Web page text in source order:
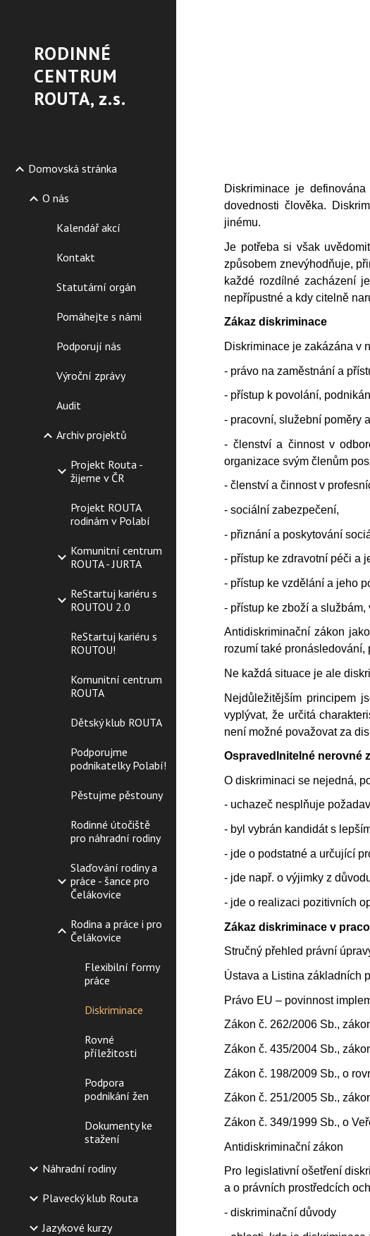
RODINNÉ
CENTRUM
ROUTA, z.s.
Domovská stránka
O nás
Kalendář akcí
Kontakt
Statutární orgán
Pomáhejte s námi
Podporují nás
Výroční zprávy
Audit
Archiv projektů
Projekt Routa -
žijeme v ČR
Projekt ROUTA
rodinám v Polabí
Komunitní centrum
ROUTA - JURTA
ReStartuj kariéru s
ROUTOU 2.0
ReStartuj kariéru s
ROUTOU!
Komunitní centrum
ROUTA
Dětský klub ROUTA
Podporujme
podnikatelky Polabí!
Pěstujme pěstouny
Rodinné útočiště
pro náhradní rodiny
Slaďování rodiny a
práce - šance pro
Čelákovice
Rodina a práce i pro
Čelákovice
Flexibilní formy
práce
Diskriminace
Rovné
příležitosti
Podpora
podnikání žen
Dokumenty ke
stažení
Náhradní rodiny
Plavecký klub Routa
Jazykové kurzy
Diskriminace je
dovednosti člověka.
jinému.
Je potřeba si však
způsobem znevýhodňuje,
každé rozdílné zacházení
nepřípustné a kdy citelně
Zákaz diskriminace
Diskriminace je zakázána v
- právo na zaměstnání a
- přístup k povolání,
- pracovní, služební poměry
- členství a činnost v
organizace svým členům
- členství a činnost v
- sociální zabezpečení,
- přiznání a poskytování
- přístup ke zdravotní péči a
- přístup ke vzdělání a jeho
- přístup ke zboží a
Antidiskriminační zákon
rozumí také
Ne každá situace je ale
Nejdůležitějším principem
vyplývat, že určitá
není možné považovat za
Ospravedlnitelné nerovné
O diskriminaci se nejedná,
- uchazeč nesplňuje
- byl vybrán kandidát s
- jde o podstatné a určující
- jde např. o výjimky z
- jde o realizaci pozitivních
Zákaz diskriminace v
Stručný přehled právní
Ústava a Listina základních
Právo EU – povinnost
Zákon č. 262/2006 Sb.,
Zákon č. 435/2004 Sb.,
Zákon č. 198/2009 Sb., o
Zákon č. 251/2005 Sb.,
Zákon č. 349/1999 Sb., o
Antidiskriminační zákon
Pro legislativní ošetření
a o právních prostředcích
- diskriminační důvody